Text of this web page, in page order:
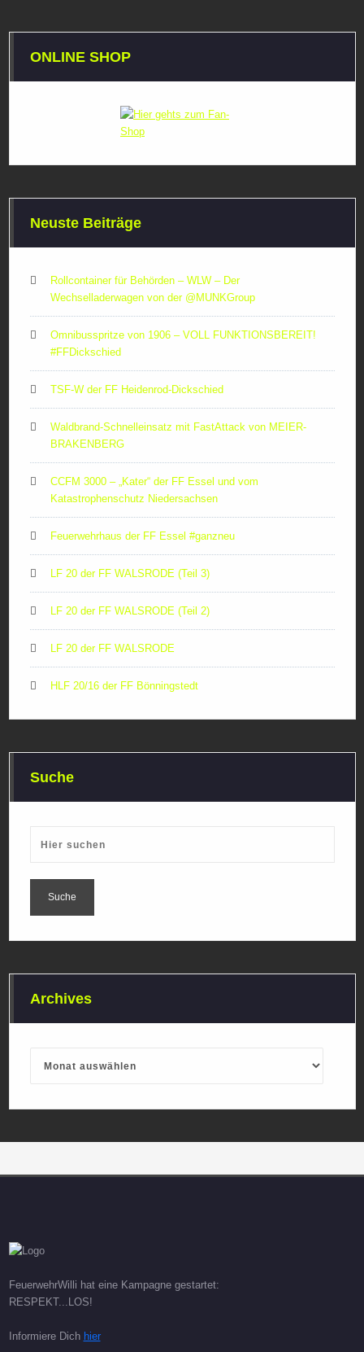
ONLINE SHOP
Neuste Beiträge
Rollcontainer für Behörden – WLW – Der
Wechselladerwagen von der ‪@MUNKGroup‬
Omnibusspritze von 1906 – VOLL FUNKTIONSBEREIT!
#FFDickschied
TSF-W der FF Heidenrod-Dickschied
Waldbrand-Schnelleinsatz mit FastAttack von MEIER-
BRAKENBERG
CCFM 3000 – „Kater“ der FF Essel und vom
Katastrophenschutz Niedersachsen
Feuerwehrhaus der FF Essel #ganzneu
LF 20 der FF WALSRODE (Teil 3)
LF 20 der FF WALSRODE (Teil 2)
LF 20 der FF WALSRODE
HLF 20/16 der FF Bönningstedt
Suche
Archives
FeuerwehrWilli hat eine Kampagne gestartet:
RESPEKT...LOS!
Informiere Dich hier